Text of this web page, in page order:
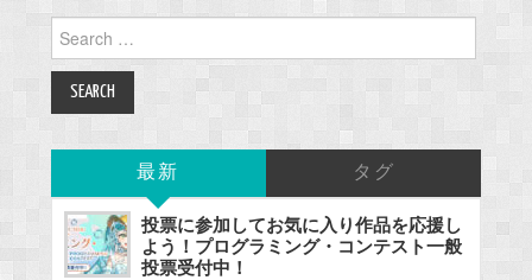
Search
for:
最新 タグ
投票に参加してお気に入り作品を応援し
よう！プログラミング・コンテスト一般
投票受付中！